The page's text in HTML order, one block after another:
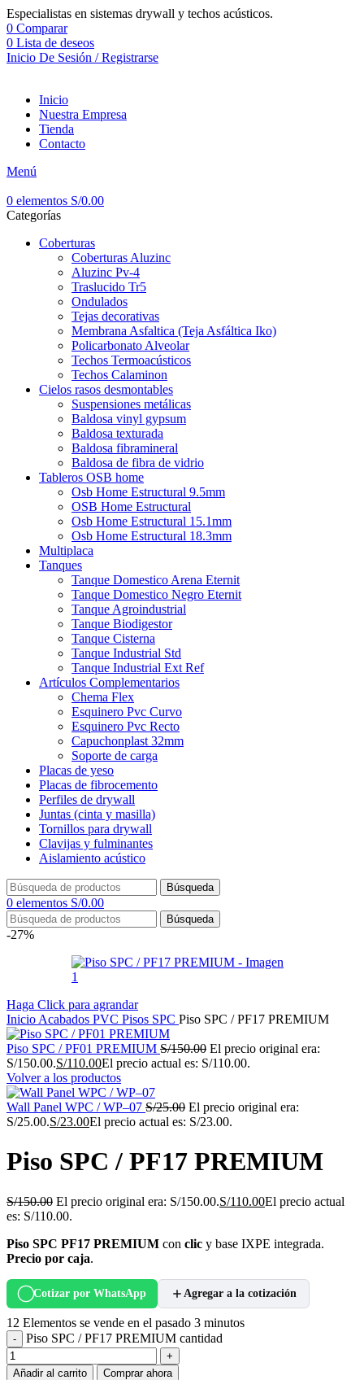
Especialistas en sistemas drywall y techos acústicos.
0 Comparar
0 Lista de deseos
Inicio De Sesión / Registrarse
Inicio
Nuestra Empresa
Tienda
Contacto
Menú
0 elementos S/0.00
Categorías
Coberturas
Coberturas Aluzinc
Aluzinc Pv-4
Traslucido Tr5
Ondulados
Tejas decorativas
Membrana Asfaltica (Teja Asfáltica Iko)
Policarbonato Alveolar
Techos Termoacústicos
Techos Calaminon
Cielos rasos desmontables
Suspensiones metálicas
Baldosa vinyl gypsum
Baldosa texturada
Baldosa fibramineral
Baldosa de fibra de vidrio
Tableros OSB home
Osb Home Estructural 9.5mm
OSB Home Estructural
Osb Home Estructural 15.1mm
Osb Home Estructural 18.3mm
Multiplaca
Tanques
Tanque Domestico Arena Eternit
Tanque Domestico Negro Eternit
Tanque Agroindustrial
Tanque Biodigestor
Tanque Cisterna
Tanque Industrial Std
Tanque Industrial Ext Ref
Artículos Complementarios
Chema Flex
Esquinero Pvc Curvo
Esquinero Pvc Recto
Capuchonplast 32mm
Soporte de carga
Placas de yeso
Placas de fibrocemento
Perfiles de drywall
Juntas (cinta y masilla)
Tornillos para drywall
Clavijas y fulminantes
Aislamiento acústico
Búsqueda
0 elementos S/0.00
Búsqueda
-27%
Haga Click para agrandar
Inicio Acabados PVC Pisos SPC Piso SPC / PF17 PREMIUM
Piso SPC / PF01 PREMIUM S/150.00 El precio original era:
S/150.00.S/110.00El precio actual es: S/110.00.
Volver a los productos
Wall Panel WPC / WP–07 S/25.00 El precio original era:
S/25.00.S/23.00El precio actual es: S/23.00.
Piso SPC / PF17 PREMIUM
S/150.00 El precio original era: S/150.00.S/110.00El precio actual
es: S/110.00.
Piso SPC PF17 PREMIUM con clic y base IXPE integrada.
Precio por caja.
Cotizar por WhatsApp Agregar a la cotización
12 Elementos se vende en el pasado 3 minutos
Piso SPC / PF17 PREMIUM cantidad
Añadir al carrito Comprar ahora